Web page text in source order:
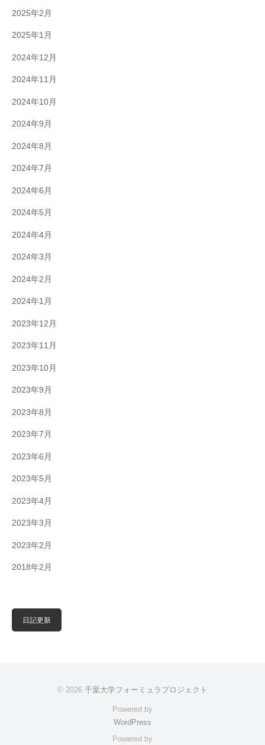
2025年2月
2025年1月
2024年12月
2024年11月
2024年10月
2024年9月
2024年8月
2024年7月
2024年6月
2024年5月
2024年4月
2024年3月
2024年2月
2024年1月
2023年12月
2023年11月
2023年10月
2023年9月
2023年8月
2023年7月
2023年6月
2023年5月
2023年4月
2023年3月
2023年2月
2018年2月
日記更新
© 2026 千葉大学フォーミュラプロジェクト
Powered by
WordPress
Powered by